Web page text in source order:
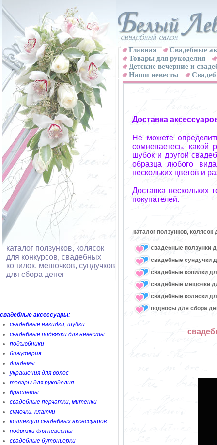
каталог ползунков, колясок
для конкурсов, свадебных
копилок, мешочков, сундучков
для сбора денег
свадебные аксессуары:
свадебные накидки, шубки
свадебные подвязки для невесты
подъюбники
бижутерия
диадемы
украшения для волос
товары для рукоделия
браслеты
свадебные перчатки, митенки
сумочки, клатчи
коллекции свадебных аксессуаров
подвязки для невесты
свадебные бутоньерки
Главная
Свадебные
Товары для рукоделия
Детские вечерние и
Наши невесты
Доставка
Не можете
сомневаетесь, какой
шубок и другой
образца любого
нескольких цветов и
Доставка нескольких
покупателей.
каталог ползунков,
свадебные ползунки
свадебные сундучки
свадебные копилки
свадебные мешочки
свадебные коляски
подносы для сбора